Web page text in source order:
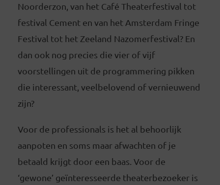
Noorderzon, van het Café Theaterfestival tot
festival Cement en van het Amsterdam Fringe
Festival tot het Zeeland Nazomerfestival? En
dan ook nog precies die vier of vijf
voorstellingen uit de programmering pikken
die interessant, veelbelovend of vernieuwend
zijn?
Voor de professionals is het al behoorlijk
aanpoten en soms maar afwachten of je
betaald krijgt door een baas. Voor de
‘gewone’ geïnteresseerde theaterbezoeker is